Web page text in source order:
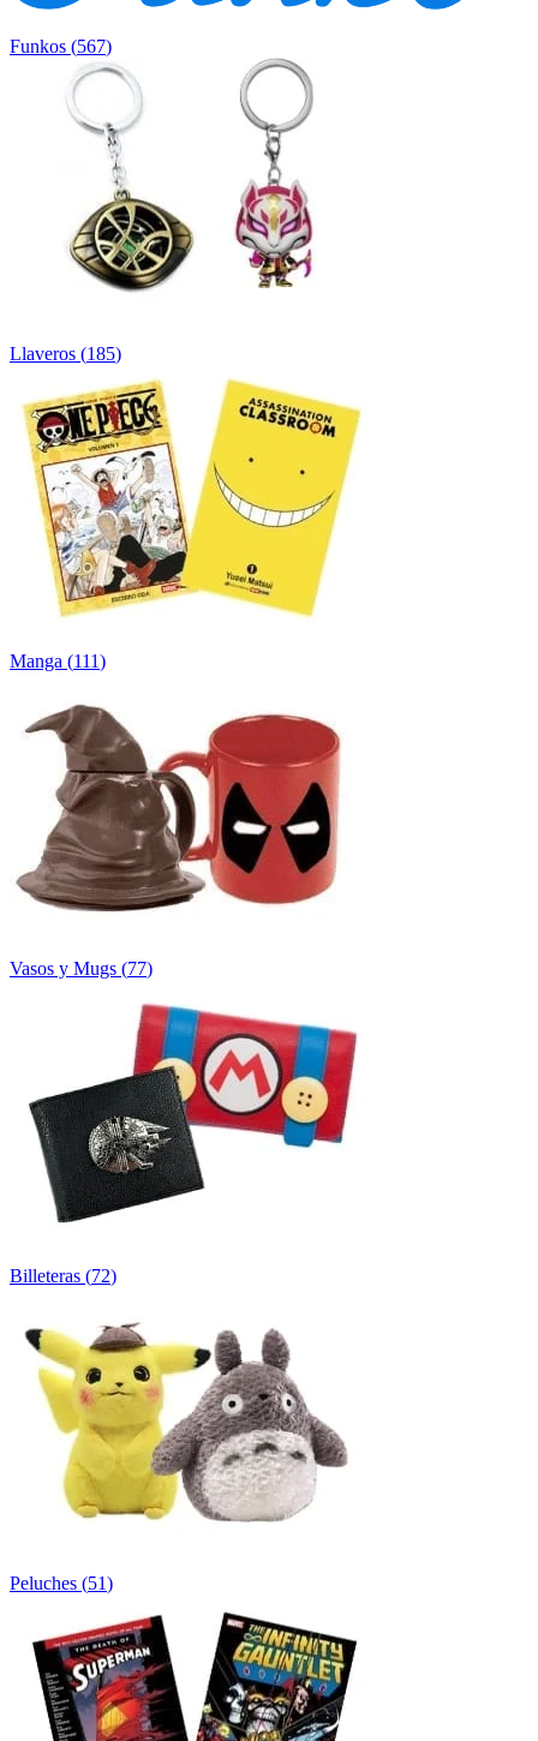
Funkos (567)
Llaveros (185)
Manga (111)
Vasos y Mugs (77)
Billeteras (72)
Peluches (51)